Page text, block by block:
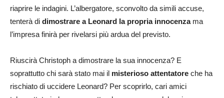
riaprire le indagini. L’albergatore, sconvolto da simili accuse,
tenterà di dimostrare a Leonard la propria innocenzama
l’impresa finirà per rivelarsi più ardua del previsto.
Riuscirà Christoph a dimostrare la sua innocenza? E
soprattutto chi sarà stato mai il misterioso attentatore che ha
rischiato di uccidere Leonard? Per scoprirlo, cari amici